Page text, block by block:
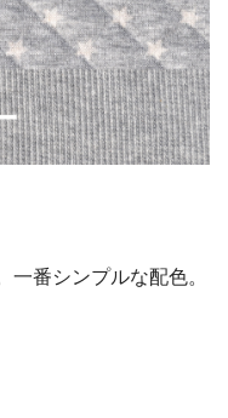
一番シンプルな配色。